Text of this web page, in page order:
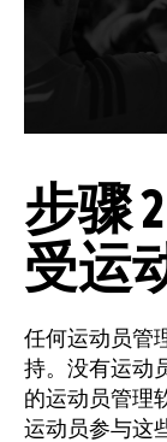
步骤
受运
任何运动员管
持。没有运动
的运动员管理
运动员参与这